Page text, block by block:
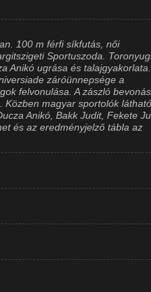
100 m férfi síkfutás, női
Sportuszoda.
Anikó ugrása és talajgyakorlata.
záróünnepsége a
felvonulása. A zászló
Közben magyar sportolók
Anikó, Bakk Judit, Fekete
és az eredményjelző tábla az